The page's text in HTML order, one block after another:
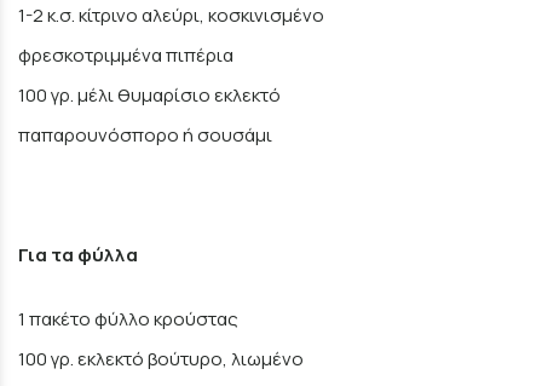
1-2 κ.σ. κίτρινο αλεύρι, κοσκινισμένο
φρεσκοτριμμένα πιπέρια
100 γρ. μέλι θυμαρίσιο εκλεκτό
παπαρουνόσπορο ή σουσάμι
Για τα φύλλα
1 πακέτο φύλλο κρούστας
100 γρ. εκλεκτό βούτυρο, λιωμένο